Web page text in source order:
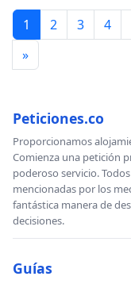
1 2 3 4
»
Peticiones.co
Proporcionamos
Comienza una petición
poderoso servicio.
mencionadas por los
fantástica manera de
decisiones.
Guías